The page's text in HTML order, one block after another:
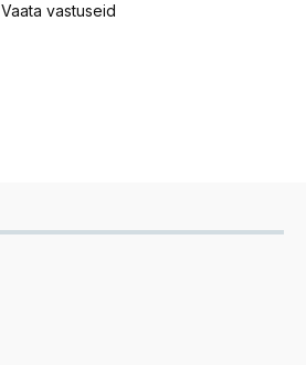
Vaata vastuseid